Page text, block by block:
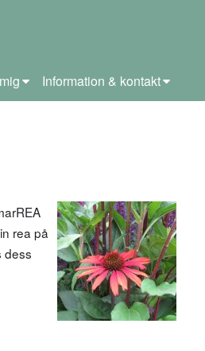
Information & kontakt
rea på
dess